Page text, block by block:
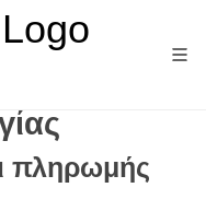
πληρωμής